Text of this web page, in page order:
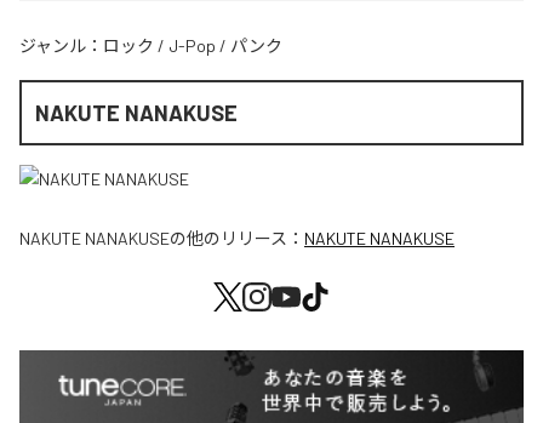
ジャンル： ロック / J-Pop / パンク
NAKUTE NANAKUSE
NAKUTE NANAKUSEの他のリリース： NAKUTE NANAKUSE